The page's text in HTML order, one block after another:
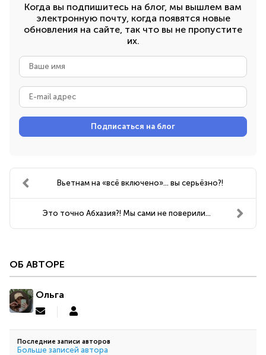
Когда вы подпишитесь на блог, мы вышлем вам
электронную почту, когда появятся новые
обновления на сайте, так что вы не пропустите
их.
Подписаться на блог
Вьетнам на «всё включено»… вы серьёзно?!
Это точно Абхазия?! Мы сами не поверили…
ОБ АВТОРЕ
Ольга
Подписаться
обновление
автора
Ольга
Последние записи авторов
Больше записей автора